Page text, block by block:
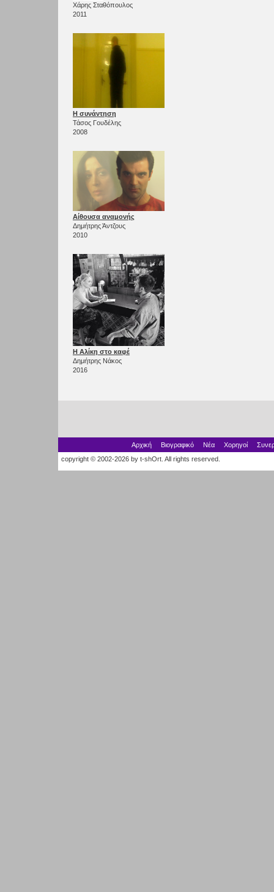
Χάρης Σταθόπουλος
2011
Η συνάντηση
Τάσος Γουδέλης
2008
Αίθουσα αναμονής
Δημήτρης Άντζους
2010
Η Αλίκη στο καφέ
Δημήτρης Νάκος
2016
Αρχική Βιογραφικό Νέα Χορηγοί
copyright © 2002-2026 by t-shOrt. All rights reserved.